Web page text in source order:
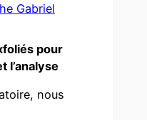
Gabriel
pour
l’analyse
nous